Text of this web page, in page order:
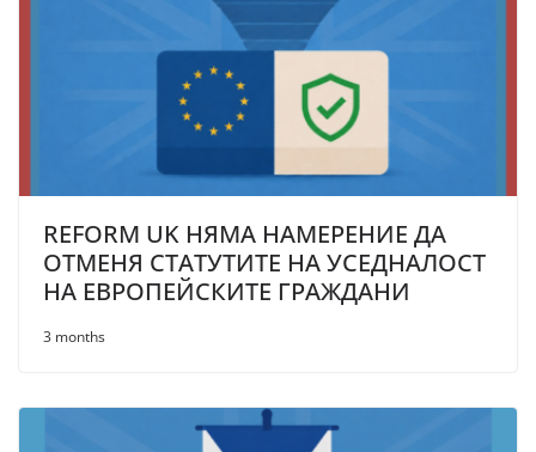
REFORM UK НЯМА НАМЕРЕНИЕ ДА
ОТМЕНЯ СТАТУТИТЕ НА УСЕДНАЛОСТ
НА ЕВРОПЕЙСКИТЕ ГРАЖДАНИ
3 months